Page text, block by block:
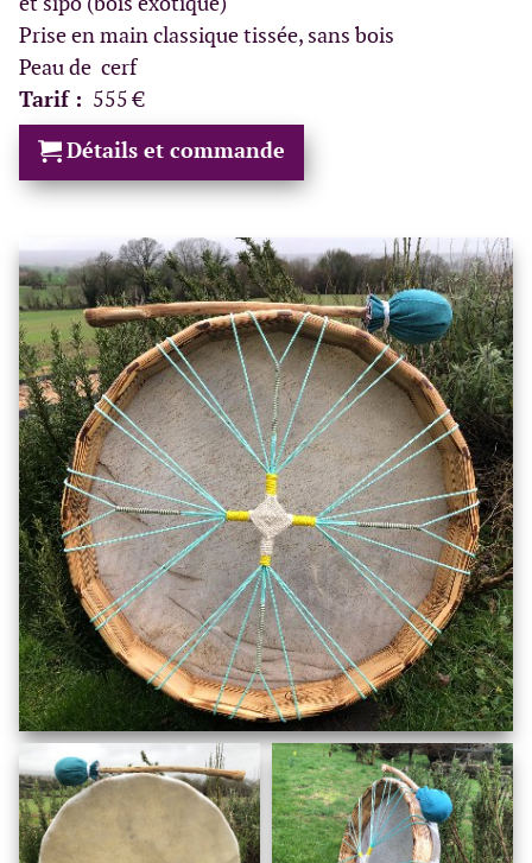
Prise en main classique tissée, sans bois
Peau de cerf
Tarif : 555 €
Détails et commande